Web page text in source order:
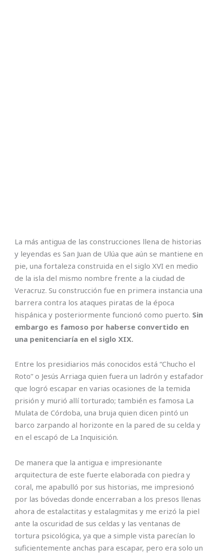
La más antigua de las construcciones llena de historias
y leyendas es San Juan de Ulúa que aún se mantiene en
pie, una fortaleza construida en el siglo XVI en medio
de la isla del mismo nombre frente a la ciudad de
Veracruz. Su construcción fue en primera instancia una
barrera contra los ataques piratas de la época
hispánica y posteriormente funcionó como puerto. Sin
embargo es famoso por haberse convertido en
una penitenciaría en el siglo XIX.
Entre los presidiarios más conocidos está “Chucho el
Roto” o Jesús Arriaga quien fuera un ladrón y estafador
que logró escapar en varias ocasiones de la temida
prisión y murió allí torturado; también es famosa La
Mulata de Córdoba, una bruja quien dicen pintó un
barco zarpando al horizonte en la pared de su celda y
en el escapó de La Inquisición.
De manera que la antigua e impresionante
arquitectura de este fuerte elaborada con piedra y
coral, me apabulló por sus historias, me impresionó
por las bóvedas donde encerraban a los presos llenas
ahora de estalactitas y estalagmitas y me erizó la piel
ante la oscuridad de sus celdas y las ventanas de
tortura psicológica, ya que a simple vista parecían lo
suficientemente anchas para escapar, pero era solo un